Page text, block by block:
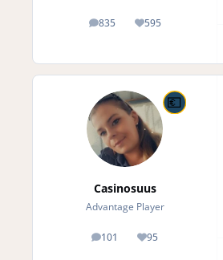
835
posts 595
Reputation
Casinosuus
Advantage Player
101
posts 95
Reputation